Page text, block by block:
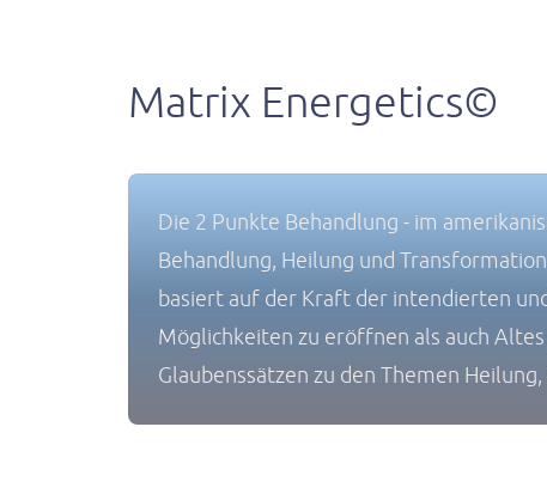
Matrix Energetics©
Die 2 Punkte Behandlung - im
Behandlung, Heilung und
basiert auf der Kraft der intendierten
Möglichkeiten zu eröffnen als auch
Glaubenssätzen zu den Themen